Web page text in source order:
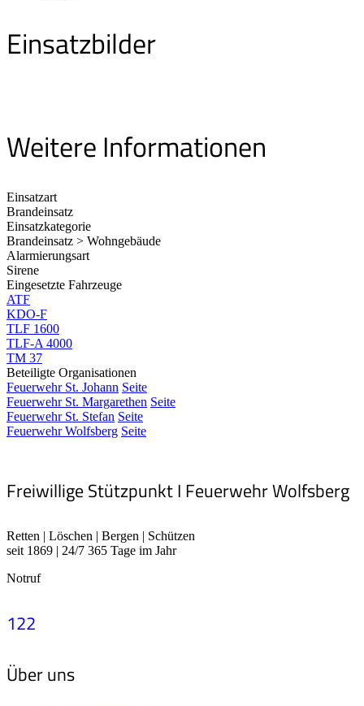
Einsatzbilder
Weitere Informationen
Einsatzart
Brandeinsatz
Einsatzkategorie
Brandeinsatz > Wohngebäude
Alarmierungsart
Sirene
Eingesetzte Fahrzeuge
ATF
KDO-F
TLF 1600
TLF-A 4000
TM 37
Beteiligte Organisationen
Feuerwehr St. Johann Seite
Feuerwehr St. Margarethen Seite
Feuerwehr St. Stefan Seite
Feuerwehr Wolfsberg Seite
Freiwillige Stützpunkt I Feuerwehr Wolfsberg
Retten | Löschen | Bergen | Schützen
seit 1869 | 24/7 365 Tage im Jahr
Notruf
122
Über uns